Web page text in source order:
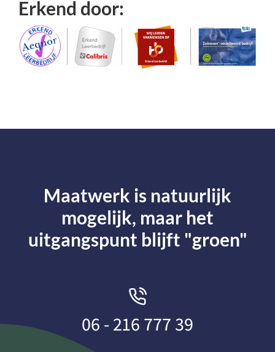
Erkend door:
Maatwerk is natuurlijk
mogelijk, maar het
uitgangspunt blijft "groen"
06 - 216 777 39